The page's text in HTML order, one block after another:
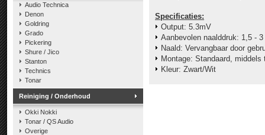
Audio Technica
Denon
Goldring
Grado
Pickering
Shure / Jico
Stanton
Technics
Tonar
Reiniging / Onderhoud
Okki Nokki
Tonar / QS Audio
Overige
Specificaties:
Output: 5.3mV
Aanbevolen naalddruk: 1,5 - 3
Naald: Vervangbaar door
Montage: Standaard, middels
Kleur: Zwart/Wit